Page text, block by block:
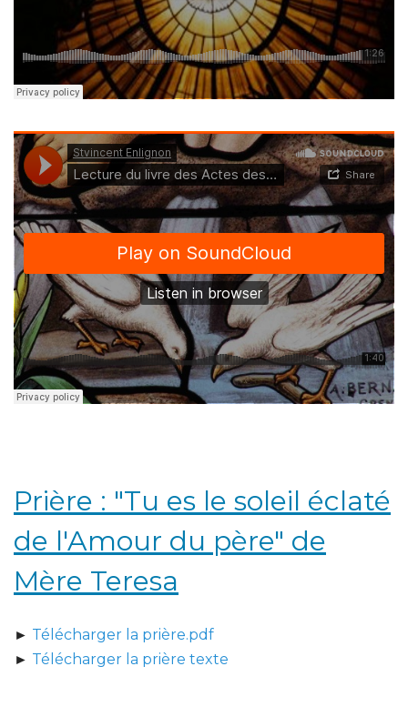
Prière : "Tu es le soleil éclaté
de l'Amour du père" de
Mère Teresa
► Télécharger la prière.pdf
► Télécharger la prière texte